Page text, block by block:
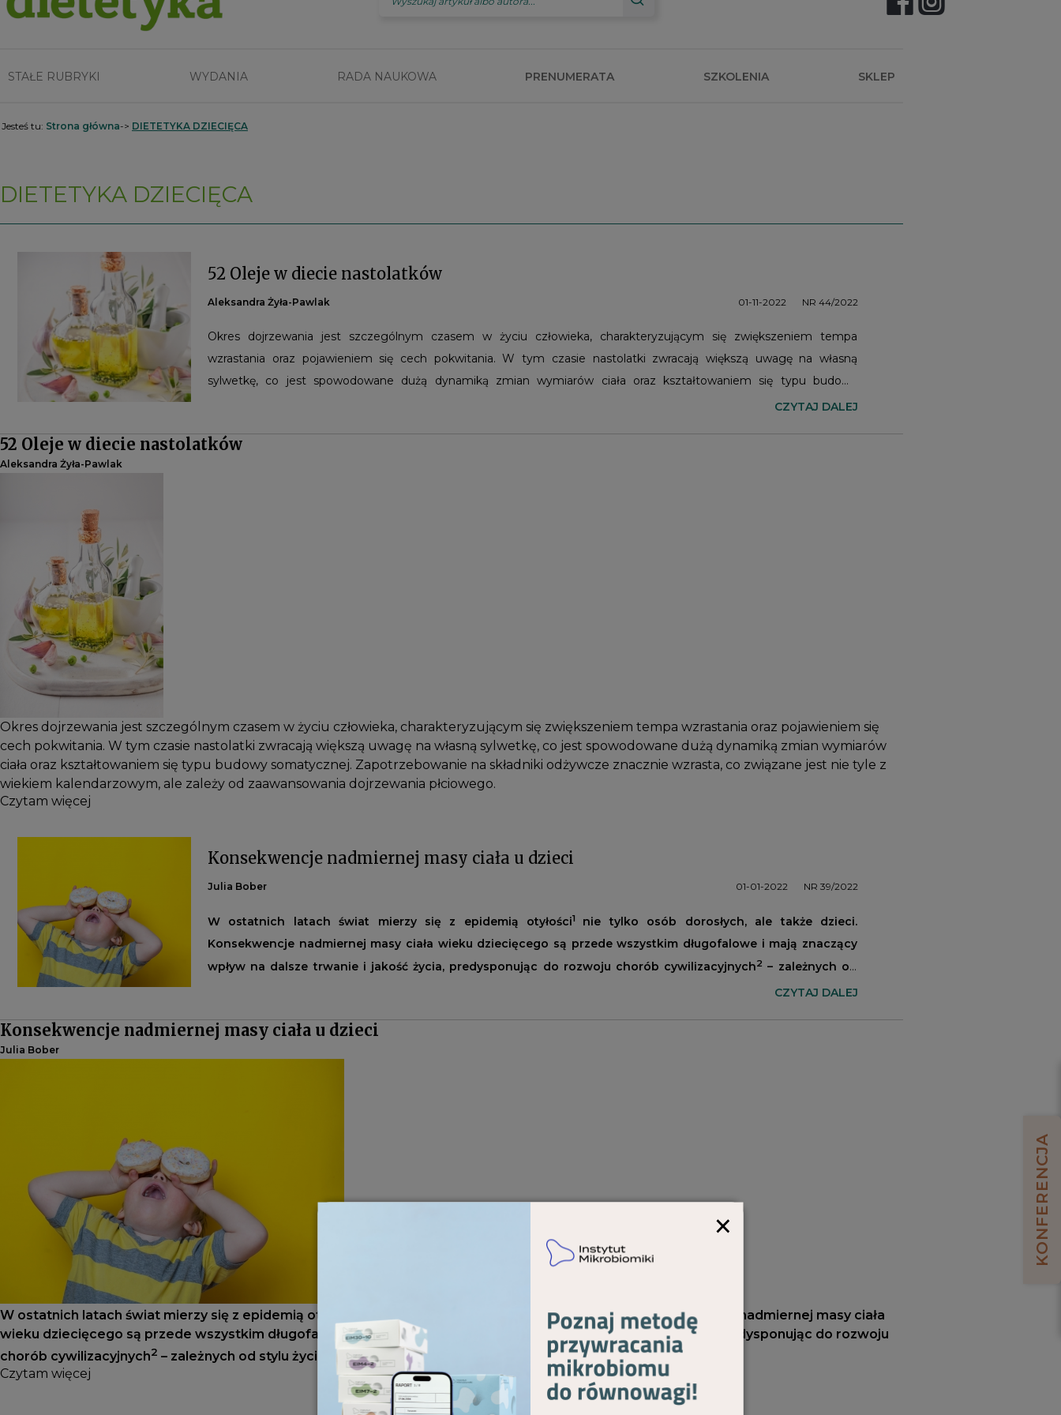
STAŁE RUBRYKI WYDANIA RADA NAUKOWA PRENUMERATA SZKOLENIA SKLEP
Jesteś tu: Strona główna-> DIETETYKA DZIECIĘCA
DIETETYKA DZIECIĘCA
52 Oleje w diecie nastolatków
Aleksandra Żyła-Pawlak 01-11-2022 NR 44/2022
Okres dojrzewania jest szczególnym czasem w życiu człowieka, charakteryzującym się zwiększeniem tempa
wzrastania oraz pojawieniem się cech pokwitania. W tym czasie nastolatki zwracają większą uwagę na własną
sylwetkę, co jest spowodowane dużą dynamiką zmian wymiarów ciała oraz kształtowaniem się typu budowy
somatycznej. Zapotrzebowanie na składniki odżywcze znacznie wzrasta, co związane jest nie tyle z wiekiem
CZYTAJ DALEJ
52 Oleje w diecie nastolatków
Aleksandra Żyła-Pawlak
Okres dojrzewania jest szczególnym czasem w życiu człowieka, charakteryzującym się zwiększeniem tempa wzrastania oraz pojawieniem się
cech pokwitania. W tym czasie nastolatki zwracają większą uwagę na własną sylwetkę, co jest spowodowane dużą dynamiką zmian wymiarów
ciała oraz kształtowaniem się typu budowy somatycznej. Zapotrzebowanie na składniki odżywcze znacznie wzrasta, co związane jest nie tyle z
wiekiem kalendarzowym, ale zależy od zaawansowania dojrzewania płciowego.
Czytam więcej
Konsekwencje nadmiernej masy ciała u dzieci
Julia Bober 01-01-2022 NR 39/2022
W ostatnich latach świat mierzy się z epidemią otyłości1 nie tylko osób dorosłych, ale także dzieci.
Konsekwencje nadmiernej masy ciała wieku dziecięcego są przede wszystkim długofalowe i mają znaczący
wpływ na dalsze trwanie i jakość życia, predysponując do rozwoju chorób cywilizacyjnych2 – zależnych od
CZYTAJ DALEJ
Konsekwencje nadmiernej masy ciała u dzieci
Julia Bober
W ostatnich latach świat mierzy się z epidemią otyłości
nie tylko osób dorosłych, ale także dzieci. Konsekwencje nadmiernej masy ciała
wieku dziecięcego są przede wszystkim długofalowe i mają znaczący wpływ na dalsze trwanie i jakość życia, predysponując do rozwoju
chorób cywilizacyjnych2 – zależnych od stylu życia i sprzężonych z rozwojem i cyfryzacją społeczeństwa.
Czytam więcej
KONFERENCJA
×